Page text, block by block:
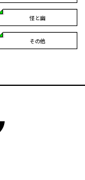
怪と幽
その他